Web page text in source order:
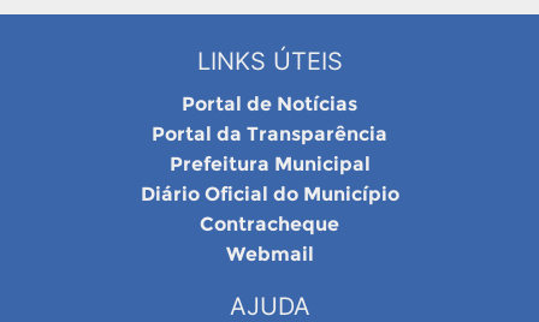
LINKS ÚTEIS
Portal de Notícias
Portal da Transparência
Prefeitura Municipal
Diário Oficial do Município
Contracheque
Webmail
AJUDA